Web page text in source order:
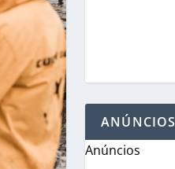
ANÚNCIOS
Anúncios